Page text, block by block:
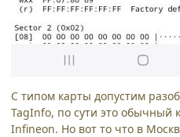
С типом карты допустим
TagInfo, по сути это обычный
Infineon. Но вот то что в